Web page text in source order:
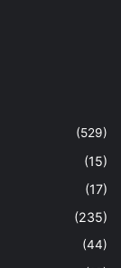
(529)
(15)
(17)
(235)
(44)